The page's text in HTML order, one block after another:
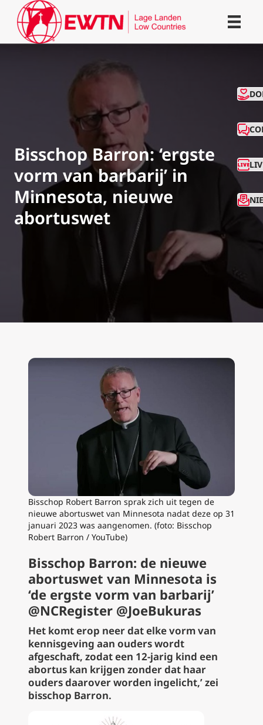
Bisschop Barron: ‘ergste
vorm van barbarij’ in
Minnesota, nieuwe
abortuswet
Bisschop Robert Barron sprak zich uit tegen de
nieuwe abortuswet van Minnesota nadat deze op 31
januari 2023 was aangenomen. (foto: Bisschop
Robert Barron / YouTube)
Bisschop Barron: de nieuwe
abortuswet van Minnesota is
‘de ergste vorm van barbarij’
@NCRegister @JoeBukuras
Het komt erop neer dat elke vorm van
kennisgeving aan ouders wordt
afgeschaft, zodat een 12-jarig kind een
abortus kan krijgen zonder dat haar
ouders daarover worden ingelicht,’ zei
bisschop Barron.